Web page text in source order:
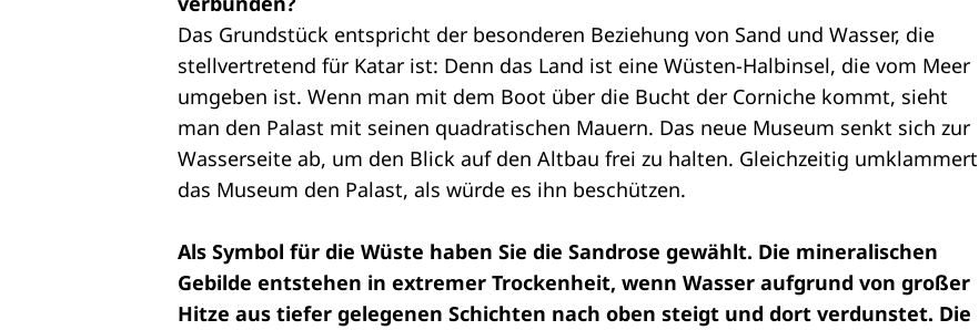
Das Grundstück entspricht der besonderen Beziehung von Sand und Wasser, die
stellvertretend für Katar ist: Denn das Land ist eine Wüsten-Halbinsel, die vom Meer
umgeben ist. Wenn man mit dem Boot über die Bucht der Corniche kommt, sieht
man den Palast mit seinen quadratischen Mauern. Das neue Museum senkt sich zur
Wasserseite ab, um den Blick auf den Altbau frei zu halten. Gleichzeitig umklammert
das Museum den Palast, als würde es ihn beschützen.
Als Symbol für die Wüste haben Sie die Sandrose gewählt. Die mineralischen
Gebilde entstehen in extremer Trockenheit, wenn Wasser aufgrund von großer
Hitze aus tiefer gelegenen Schichten nach oben steigt und dort verdunstet. Die